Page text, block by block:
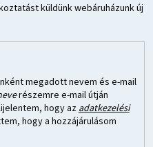
küldünk webáruházunk új
megadott nevem és e-mail
részemre e-mail útján
hogy az adatkezelési
hogy a hozzájárulásom